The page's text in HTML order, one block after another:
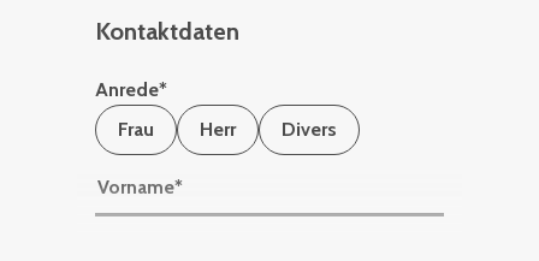
Kontaktdaten
Anrede*
Frau
Herr Divers
Vorname*